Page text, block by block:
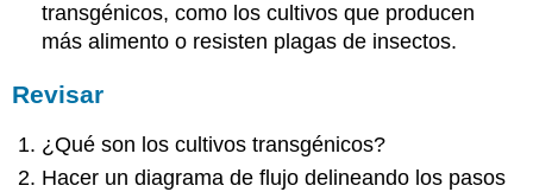
transgénicos, como los cultivos que producen
más alimento o resisten plagas de insectos.
Revisar
¿Qué son los cultivos transgénicos?
Hacer un diagrama de flujo delineando los pasos